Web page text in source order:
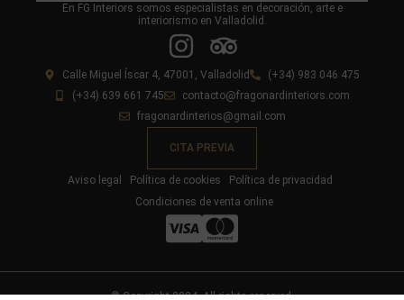
En FG Interiors somos especialistas en decoración, arte e
interiorismo en Valladolid.
Calle Miguel Íscar 4, 47001, Valladolid
(+34) 983 046 475
(+34) 639 661 745
contacto@fragonardinteriors.com
fragonardinterios@gmail.com
CITA PREVIA
Aviso legal Política de cookies
Política de privacidad
Condiciones de venta online
© Copyright 2024. All rights reserved.